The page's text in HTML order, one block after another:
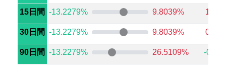
15日間 -13.2279% 9.8039%
30日間 -13.2279% 9.8039%
90日間 -13.2279% 26.5109% -